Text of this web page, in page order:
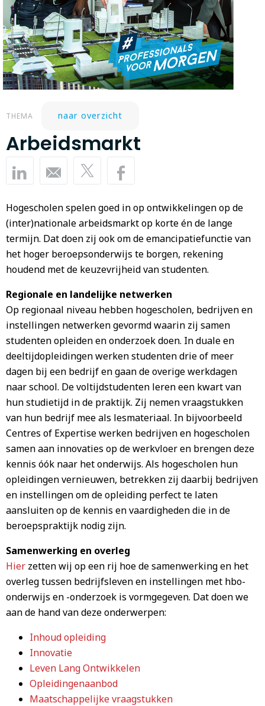
THEMA naar overzicht
Arbeidsmarkt
Hogescholen spelen goed in op ontwikkelingen op de
(inter)nationale arbeidsmarkt op korte én de lange
termijn. Dat doen zij ook om de emancipatiefunctie van
het hoger beroepsonderwijs te borgen, rekening
houdend met de keuzevrijheid van studenten.
Regionale en landelijke netwerken
Op regionaal niveau hebben hogescholen, bedrijven en
instellingen netwerken gevormd waarin zij samen
studenten opleiden en onderzoek doen. In duale en
deeltijdopleidingen werken studenten drie of meer
dagen bij een bedrijf en gaan de overige werkdagen
naar school. De voltijdstudenten leren een kwart van
hun studietijd in de praktijk. Zij nemen vraagstukken
van hun bedrijf mee als lesmateriaal. In bijvoorbeeld
Centres of Expertise werken bedrijven en hogescholen
samen aan innovaties op de werkvloer en brengen deze
kennis óók naar het onderwijs. Als hogescholen hun
opleidingen vernieuwen, betrekken zij daarbij bedrijven
en instellingen om de opleiding perfect te laten
aansluiten op de kennis en vaardigheden die in de
beroepspraktijk nodig zijn.
Samenwerking en overleg
Hier zetten wij op een rij hoe de samenwerking en het
overleg tussen bedrijfsleven en instellingen met hbo-
onderwijs en -onderzoek is vormgegeven. Dat doen we
aan de hand van deze onderwerpen:
Inhoud opleiding
Innovatie
Leven Lang Ontwikkelen
Opleidingenaanbod
Maatschappelijke vraagstukken